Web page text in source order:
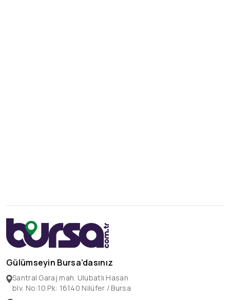
Gülümseyin Bursa’dasınız
Santral Garaj mah. Ulubatlı Hasan
blv. No:10 Pk: 16140 Nilüfer / Bursa